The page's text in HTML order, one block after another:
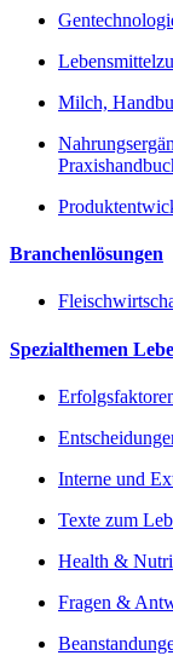
Milch,
Branchenlösungen
Spezialthemen
Interne und
Texte zum
Health &
Fragen &